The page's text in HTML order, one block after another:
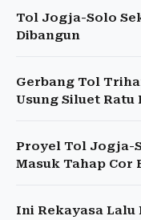
Tol Jogja-Solo
Dibangun
Gerbang Tol
Usung Siluet Ratu
Proyel Tol Jogja-
Masuk Tahap Cor
Ini Rekayasa